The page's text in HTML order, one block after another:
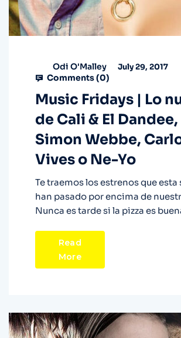
Odi O'Malley July 29, 2017
Comments (0)
Music Fridays | Lo
de Cali & El Dandee,
Simon Webbe,
Vives o Ne-Yo
Te traemos los estrenos que esta
han pasado por encima de
Nunca es tarde si la pizza es
Read
More